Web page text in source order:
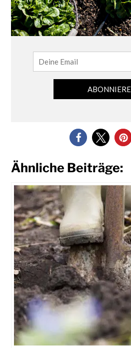
Ähnliche Beiträge: